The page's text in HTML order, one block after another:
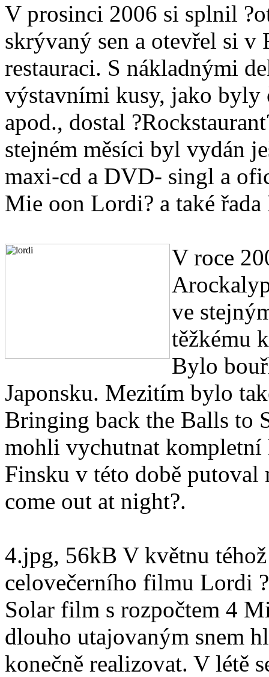
V prosinci 2006 si splnil
skrývaný sen a otevřel si
restauraci. S nákladnými
výstavními kusy, jako byly
apod., dostal
stejném měsíci byl vydán
maxi-cd a DVD- singl a
Mie oon Lordi? a také
V roce
ve
těžkému
Bylo
Japonsku. Mezitím bylo
Bringing back the Balls to
mohli vychutnat kompletní
Finsku v této době
come out at night?.
4.jpg, 56kB V květnu
celovečerního filmu Lordi
Solar film s rozpočtem 4
dlouho utajovaným snem
konečně realizovat. V létě